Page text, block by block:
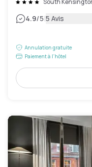
South
4.9/5|5 Avis
Annulation gratuite
Paiement à l'hôtel